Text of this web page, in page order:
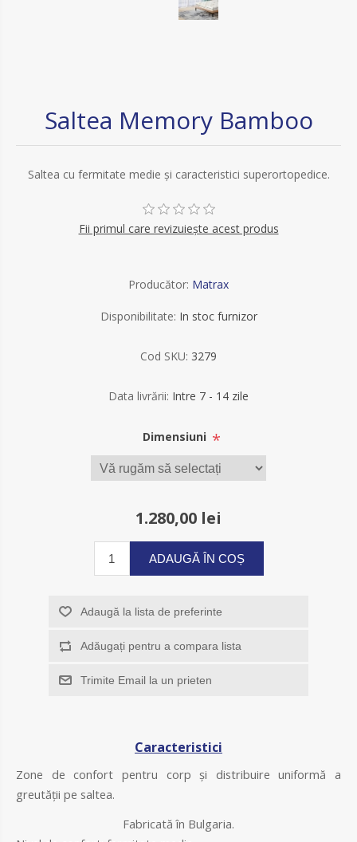
Saltea Memory Bamboo
Saltea cu fermitate medie și caracteristici superortopedice.
Fii primul care revizuiește acest produs
Producător: Matrax
Disponibilitate: In stoc furnizor
Cod SKU: 3279
Data livrării: Intre 7 - 14 zile
Dimensiuni *
1.280,00 lei
ADAUGĂ ÎN COȘ
Adaugă la lista de preferinte
Adăugați pentru a compara lista
Trimite Email la un prieten
Caracteristici
Zone de confort pentru corp și distribuire uniformă a
greutății pe saltea.
Fabricată în Bulgaria.